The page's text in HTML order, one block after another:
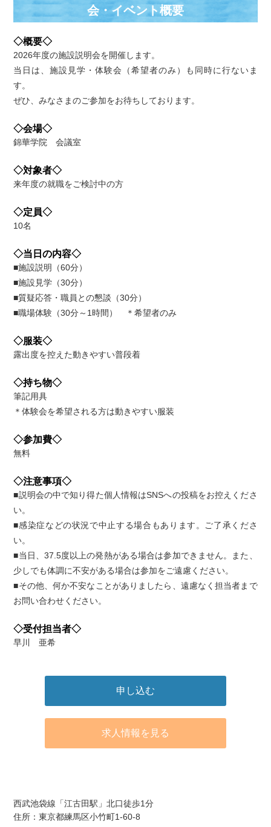
会・イベント概要
◇概要◇
2026年度の施設説明会を開催します。
当日は、施設見学・体験会（希望者のみ）も同時に行ないま
す。
ぜひ、みなさまのご参加をお待ちしております。
◇会場◇
錦華学院 会議室
◇対象者◇
来年度の就職をご検討中の方
◇定員◇
10名
◇当日の内容◇
■施設説明（60分）
■施設見学（30分）
■質疑応答・職員との懇談（30分）
■職場体験（30分～1時間） ＊希望者のみ
◇服装◇
露出度を控えた動きやすい普段着
◇持ち物◇
筆記用具
＊体験会を希望される方は動きやすい服装
◇参加費◇
無料
◇注意事項◇
■説明会の中で知り得た個人情報はSNSへの投稿をお控えくださ
い。
■感染症などの状況で中止する場合もあります。ご了承くださ
い。
■当日、37.5度以上の発熱がある場合は参加できません。また、
少しでも体調に不安がある場合は参加をご遠慮ください。
■その他、何か不安なことがありましたら、遠慮なく担当者まで
お問い合わせください。
◇受付担当者◇
早川 亜希
申し込む
求人情報を見る
西武池袋線「江古田駅」北口徒歩1分
住所：東京都練馬区小竹町1-60-8